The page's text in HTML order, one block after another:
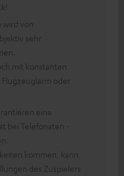
wird von
sehr
mit konstanten
oder
eine
bei Telefonaten -
kommen, kann
des Zuspielers